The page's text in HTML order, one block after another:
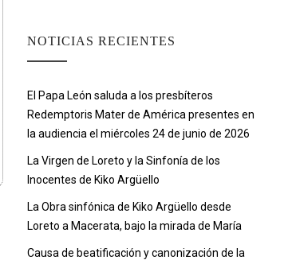
NOTICIAS RECIENTES
El Papa León saluda a los presbíteros
Redemptoris Mater de América presentes en
la audiencia el miércoles 24 de junio de 2026
La Virgen de Loreto y la Sinfonía de los
Inocentes de Kiko Argüello
La Obra sinfónica de Kiko Argüello desde
Loreto a Macerata, bajo la mirada de María
Causa de beatificación y canonización de la